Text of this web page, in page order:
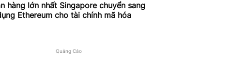
hàng lớn nhất Singapore chuyển sang
Ethereum cho tài chính mã hóa
Quảng Cáo